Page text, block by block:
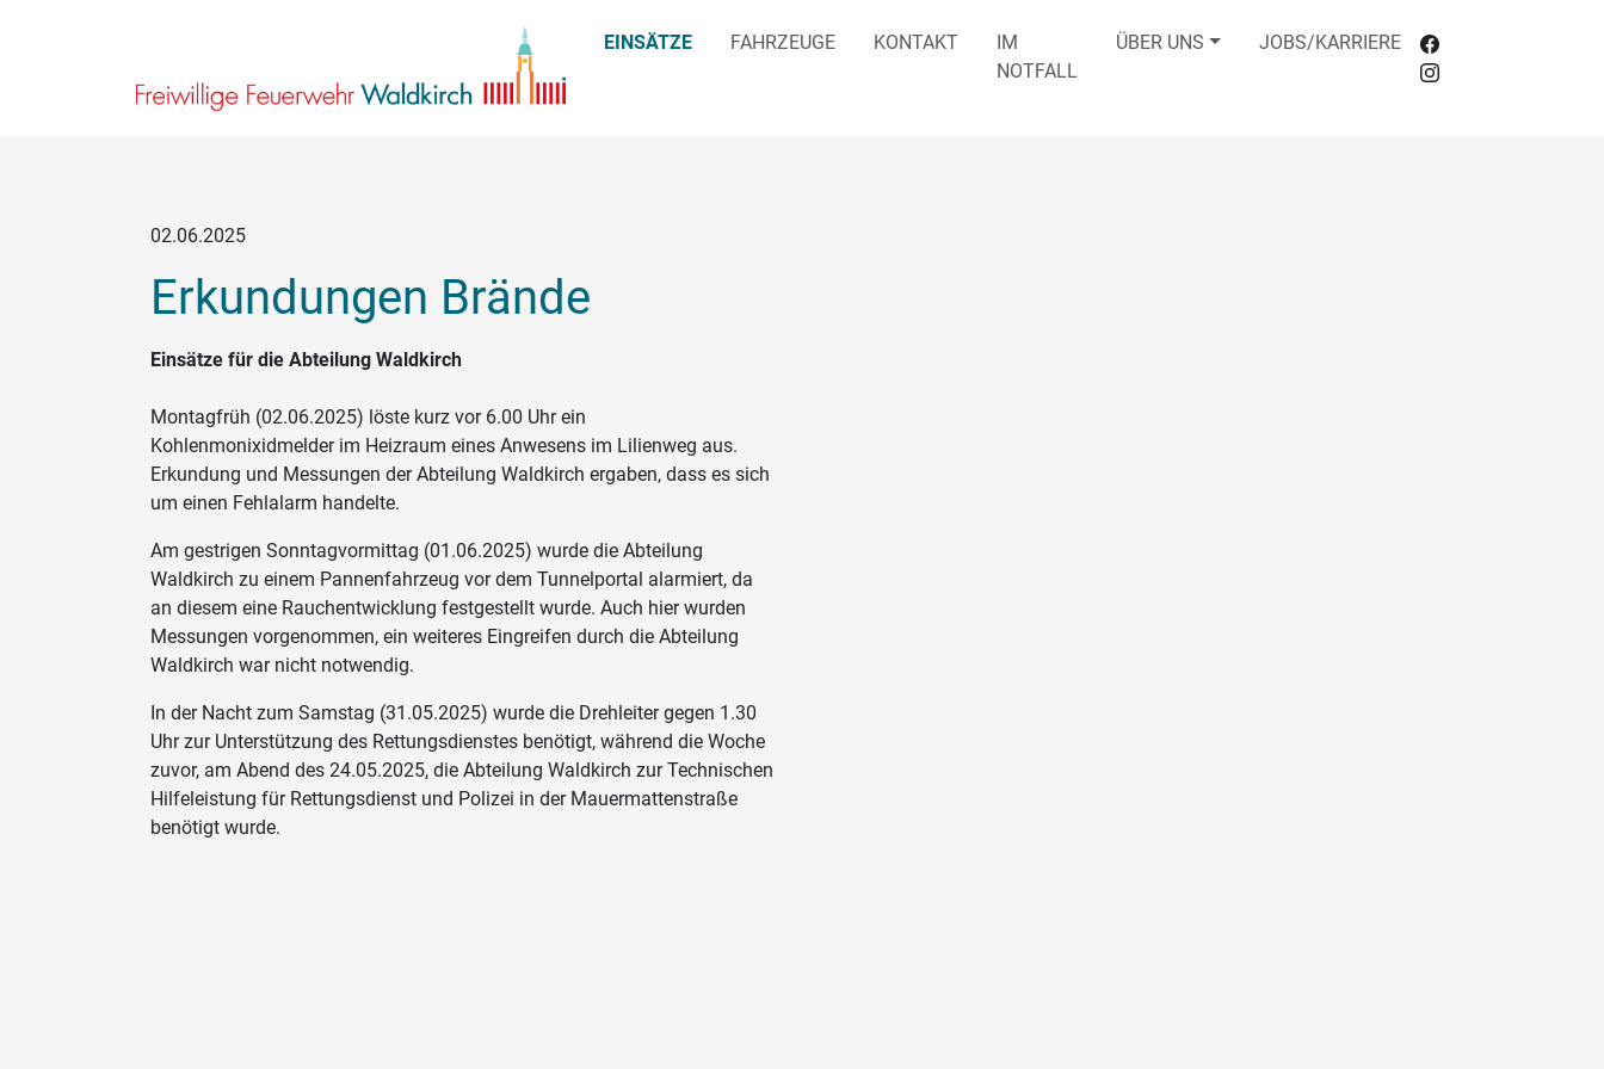
EINSÄTZE FAHRZEUGE KONTAKT
IM
NOTFALL
ÜBER UNS JOBS/KARRIERE
02.06.2025
Erkundungen Brände
Einsätze für die Abteilung Waldkirch
Montagfrüh (02.06.2025) löste kurz vor 6.00 Uhr ein
Kohlenmonixidmelder im Heizraum eines Anwesens im Lilienweg aus.
Erkundung und Messungen der Abteilung Waldkirch ergaben, dass es sich
um einen Fehlalarm handelte.
Am gestrigen Sonntagvormittag (01.06.2025) wurde die Abteilung
Waldkirch zu einem Pannenfahrzeug vor dem Tunnelportal alarmiert, da
an diesem eine Rauchentwicklung festgestellt wurde. Auch hier wurden
Messungen vorgenommen, ein weiteres Eingreifen durch die Abteilung
Waldkirch war nicht notwendig.
In der Nacht zum Samstag (31.05.2025) wurde die Drehleiter gegen 1.30
Uhr zur Unterstützung des Rettungsdienstes benötigt, während die Woche
zuvor, am Abend des 24.05.2025, die Abteilung Waldkirch zur Technischen
Hilfeleistung für Rettungsdienst und Polizei in der Mauermattenstraße
benötigt wurde.